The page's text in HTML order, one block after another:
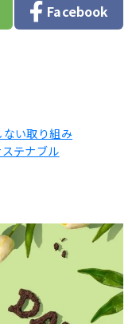
Facebook
ない取り組み
テナブル